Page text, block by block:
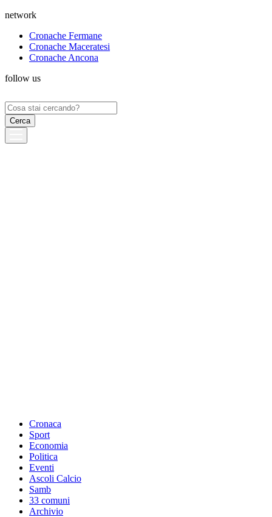
network
Cronache Fermane
Cronache Maceratesi
Cronache Ancona
follow us
Ricerca
per:
Cronaca
Sport
Economia
Politica
Eventi
Ascoli Calcio
Samb
33 comuni
Archivio